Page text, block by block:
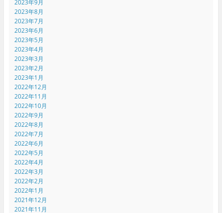
2023年9月
2023年8月
2023年7月
2023年6月
2023年5月
2023年4月
2023年3月
2023年2月
2023年1月
2022年12月
2022年11月
2022年10月
2022年9月
2022年8月
2022年7月
2022年6月
2022年5月
2022年4月
2022年3月
2022年2月
2022年1月
2021年12月
2021年11月